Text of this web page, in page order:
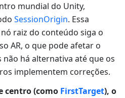
mundial do Unity,
SessionOrigin. Essa
raiz do conteúdo siga o
AR, o que pode afetar o
não há alternativa até que os
implementem correções.
centro (como FirstTarget), o